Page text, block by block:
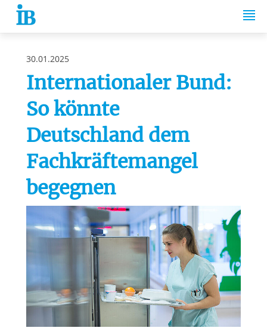
Springe zum Inhalt
30.01.2025
Internationaler Bund:
So könnte
Deutschland dem
Fachkräftemangel
begegnen